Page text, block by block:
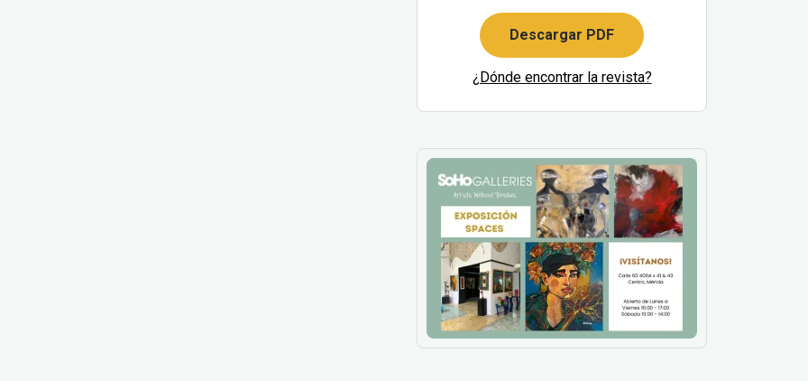
Descargar PDF
¿Dónde encontrar la revista?